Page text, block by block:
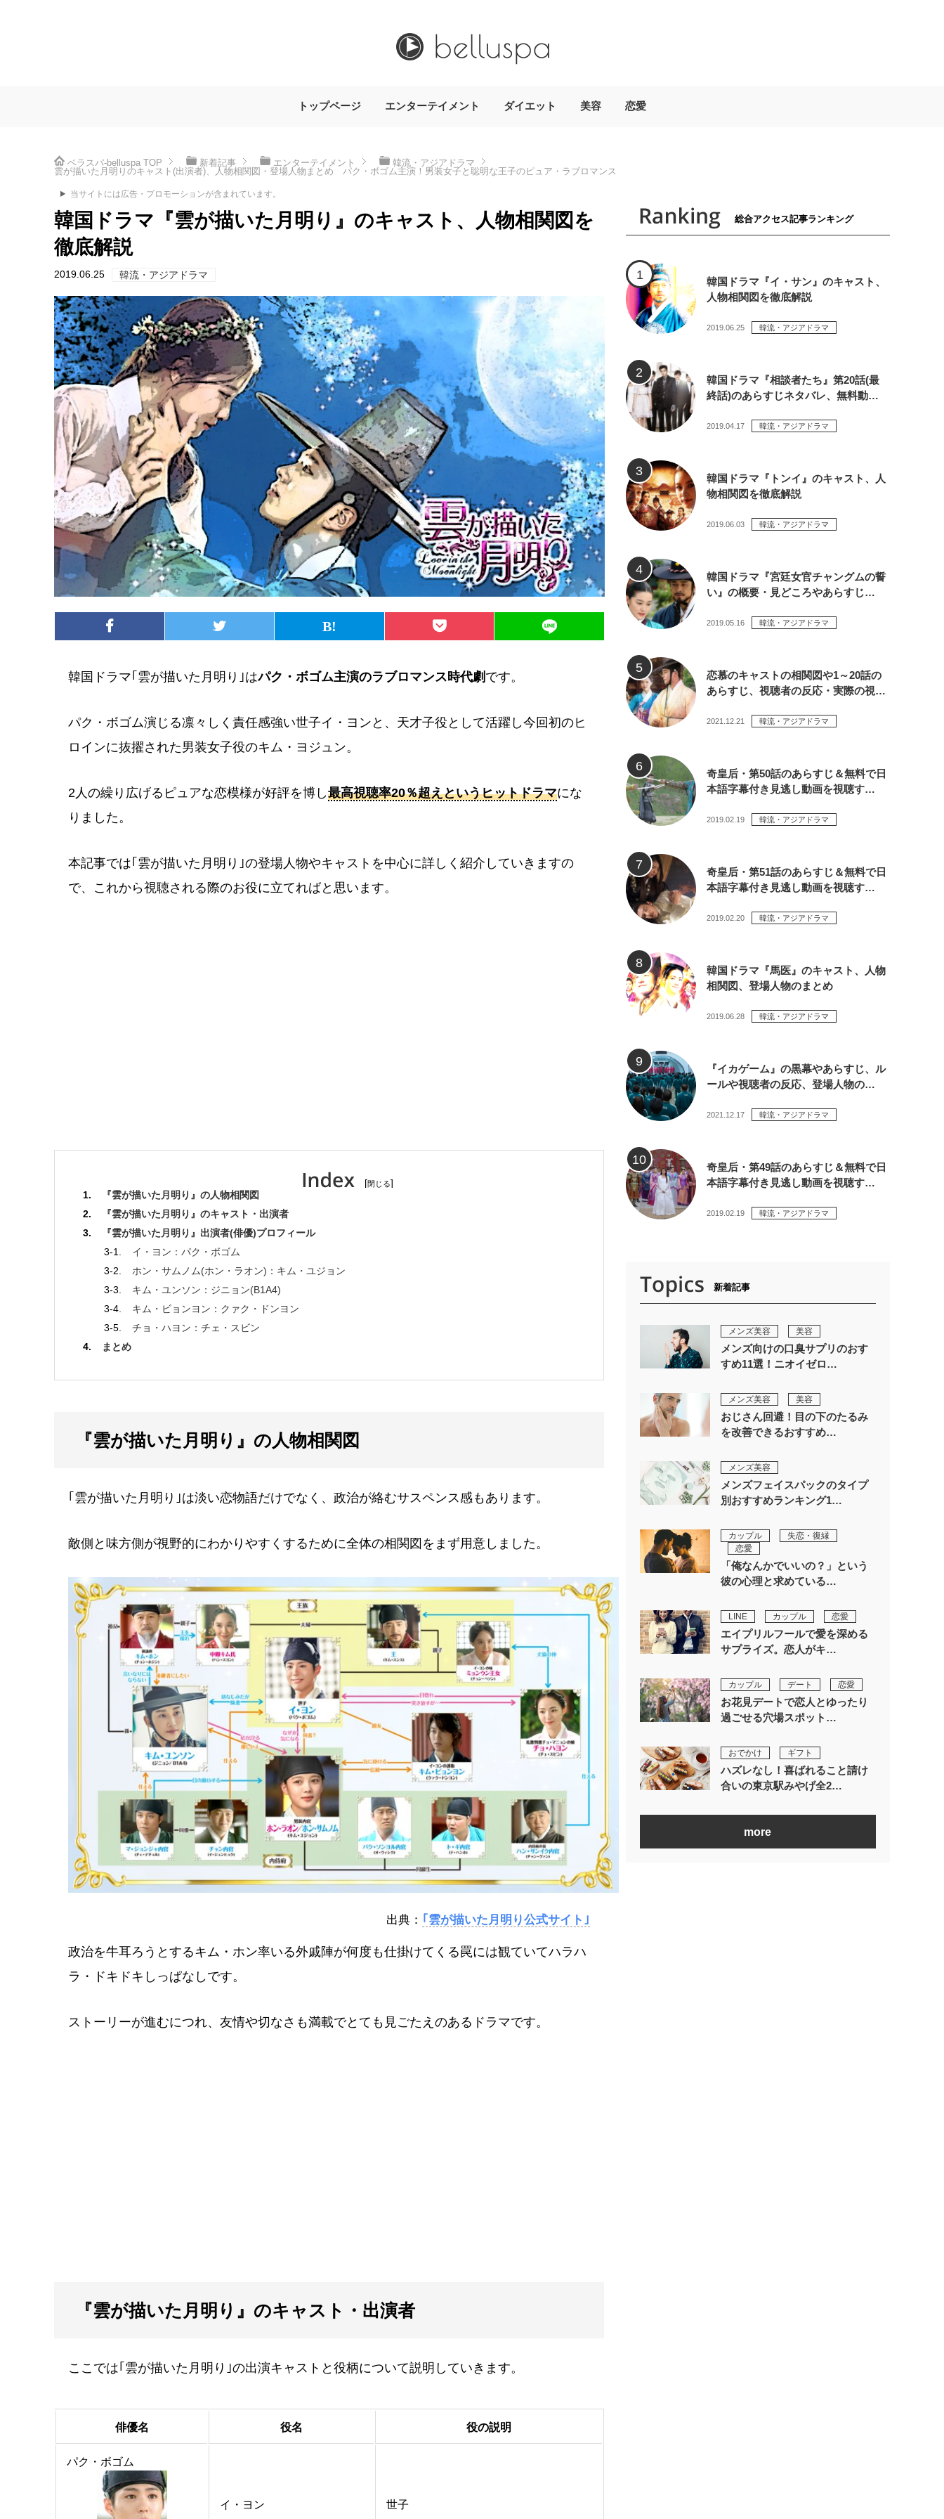
トップページ エンターテイメント ダイエット 美容 恋愛
ベラスパ-belluspa TOP 新着記事 エンターテイメント
韓流・アジアドラマ
雲が描いた月明りのキャスト(出演者)、人物相関図・登場人物まとめ パク・ボゴム主演！男装女子と聡明な王子のピュア・ラブロマンス
当サイトには広告・プロモーションが含まれています。
韓国ドラマ『雲が描いた月明り』のキャスト、人物相関図を
徹底解説
2019.06.25 韓流・アジアドラマ
韓国ドラマ｢雲が描いた月明り｣はパク・ボゴム主演のラブロマンス時代劇 です。
パク・ボゴム演じる凛々しく責任感強い世子イ・ヨンと、天才子役として活躍し今回初のヒ
ロインに抜擢された男装女子役のキム・ヨジュン。
2人の繰り広げるピュアな恋模様が好評を博し最高視聴率20％超えというヒットドラマにな
りました。
本記事では｢雲が描いた月明り｣の登場人物やキャストを中心に詳しく紹介していきますの
で、これから視聴される際のお役に立てればと思います。
[
]
『雲が描いた月明り』の人物相関図
『雲が描いた月明り』のキャスト・出演者
『雲が描いた月明り』出演者(俳優)プロフィール
イ・ヨン：パク・ボゴム
ホン・サムノム(ホン・ラオン)：キム・ユジョン
キム・ユンソン：ジニョン(B1A4)
キム・ビョンヨン：クァク・ドンヨン
チョ・ハヨン：チェ・スビン
まとめ
『雲が描いた月明り』の人物相関図
｢雲が描いた月明り｣は淡い恋物語だけでなく、政治が絡むサスペンス感もあります。
敵側と味方側が視野的にわかりやすくするために全体の相関図をまず用意しました。
出典： ｢雲が描いた月明り公式サイト｣
政治を牛耳ろうとするキム・ホン率いる外戚陣が何度も仕掛けてくる罠には観ていてハラハ
ラ・ドキドキしっぱなしです。
ストーリーが進むにつれ、友情や切なさも満載でとても見ごたえのあるドラマです。
『雲が描いた月明り』のキャスト・出演者
ここでは｢雲が描いた月明り｣の出演キャストと役柄について説明していきます。
俳優名 役名 役の説明
パク・ボゴム
イ・ヨン 世子
総合アクセス記事ランキング
韓国ドラマ『イ・サン』のキャスト、
人物相関図を徹底解説
2019.06.25 韓流・アジアドラマ
韓国ドラマ『相談者たち』第20話(最
終話)のあらすじネタバレ、無料動…
2019.04.17 韓流・アジアドラマ
韓国ドラマ『トンイ』のキャスト、人
物相関図を徹底解説
2019.06.03 韓流・アジアドラマ
韓国ドラマ『宮廷女官チャングムの誓
い』の概要・見どころやあらすじ…
2019.05.16 韓流・アジアドラマ
恋慕のキャストの相関図や1～20話の
あらすじ、視聴者の反応・実際の視…
2021.12.21 韓流・アジアドラマ
奇皇后・第50話のあらすじ＆無料で日
本語字幕付き見逃し動画を視聴す…
2019.02.19 韓流・アジアドラマ
奇皇后・第51話のあらすじ＆無料で日
本語字幕付き見逃し動画を視聴す…
2019.02.20 韓流・アジアドラマ
韓国ドラマ『馬医』のキャスト、人物
相関図、登場人物のまとめ
2019.06.28 韓流・アジアドラマ
『イカゲーム』の黒幕やあらすじ、ル
ールや視聴者の反応、登場人物の…
2021.12.17 韓流・アジアドラマ
奇皇后・第49話のあらすじ＆無料で日
本語字幕付き見逃し動画を視聴す…
2019.02.19 韓流・アジアドラマ
新着記事
メンズ美容 美容
メンズ向けの口臭サプリのおす
すめ11選！ニオイゼロ…
メンズ美容 美容
おじさん回避！目の下のたるみ
を改善できるおすすめ…
メンズ美容
メンズフェイスパックのタイプ
別おすすめランキング1…
カップル
失恋・復縁
恋愛
「俺なんかでいいの？」という
彼の心理と求めている…
LINE カップル 恋愛
エイプリルフールで愛を深める
サプライズ。恋人がキ…
カップル デート 恋愛
お花見デートで恋人とゆったり
過ごせる穴場スポット…
おでかけ ギフト
ハズレなし！喜ばれること請け
合いの東京駅みやげ全2…
more